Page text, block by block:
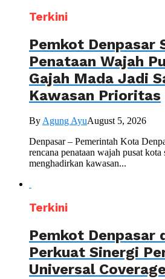
Terkini
Pemkot Denpasar
Penataan Wajah
Gajah Mada Jadi
Kawasan Prioritas
ByAgung AyuAugust 5, 2026
Denpasar – Pemerintah Kota
rencana penataan wajah pusat kota
menghadirkan kawasan...
Terkini
Pemkot Denpasar
Perkuat Sinergi
Universal